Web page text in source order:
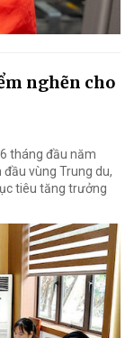
nghẽn cho
tháng đầu năm
vùng Trung du,
tiêu tăng trưởng